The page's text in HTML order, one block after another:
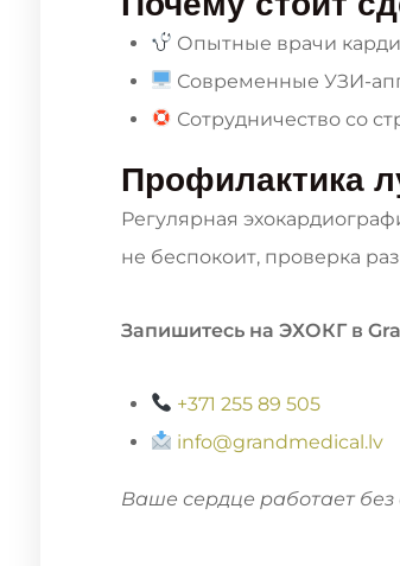
Опытные врачи
Современные УЗИ-
Сотрудничество со
Профилактика
Регулярная
не беспокоит, проверка
Запишитесь на ЭХОКГ в
+371 255 89 505
info@grandmedical.lv
Ваше сердце работает без